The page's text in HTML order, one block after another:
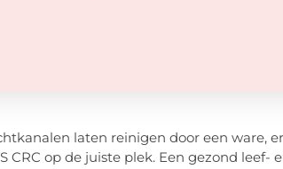
laten reinigen door een ware,
CRC op de juiste plek. Een gezond